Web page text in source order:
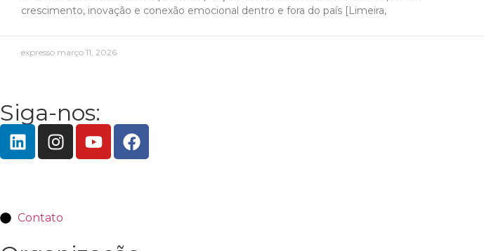
crescimento, inovação e conexão emocional dentro e fora do país [Limeira,
expresso março 11, 2026
Siga-nos:
Contato